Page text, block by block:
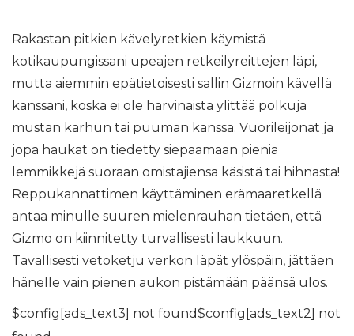
Rakastan pitkien kävelyretkien käymistä
kotikaupungissani upeajen retkeilyreittejen läpi,
mutta aiemmin epätietoisesti sallin Gizmoin kävellä
kanssani, koska ei ole harvinaista ylittää polkuja
mustan karhun tai puuman kanssa. Vuorileijonat ja
jopa haukat on tiedetty siepaamaan pieniä
lemmikkejä suoraan omistajiensa käsistä tai hihnasta!
Reppukannattimen käyttäminen erämaaretkellä
antaa minulle suuren mielenrauhan tietäen, että
Gizmo on kiinnitetty turvallisesti laukkuun.
Tavallisesti vetoketju verkon läpät ylöspäin, jättäen
hänelle vain pienen aukon pistämään päänsä ulos.
$config[ads_text3] not found$config[ads_text2] not